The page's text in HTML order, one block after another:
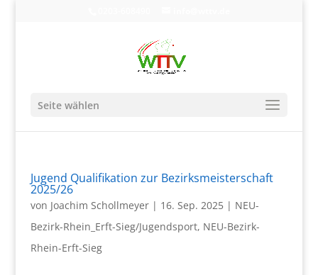
Seite wählen
Jugend Qualifikation zur Bezirksmeisterschaft
2025/26
von Joachim Schollmeyer| 16. Sep. 2025| NEU-
Bezirk-Rhein_Erft-Sieg/Jugendsport, NEU-Bezirk-
Rhein-Erft-Sieg